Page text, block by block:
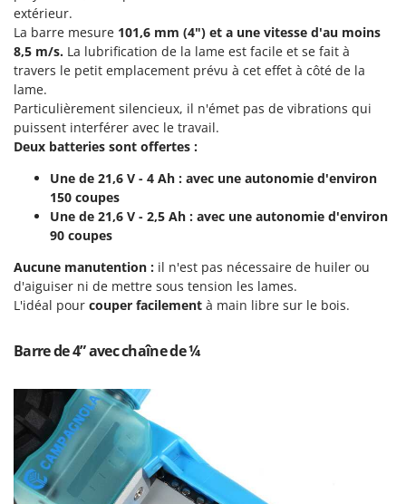
Machines sous vide
Motobineuses
Motoculteurs
Motopompes pour irrigation
Moulins à céréales électriques
Moulins à farine
Nettoyeurs et Balais à vapeur
Nettoyeurs tapis, moquettes et tapisseries
Pelles rétros pour tracteur
Perches Élagueuses
Pétrins à Spirale
Piscines
Planteuses de pommes de terre pour tracteur
Plateaux de coupe pour tracteur
FARMER
FBC
Ferrari Group
Ferroni
Ferrua
FIAC
FIEM
Fimar
FINI
Fiorentini
Fiskars
Flymo
Fontana Forni
Francini
G
G3 Ferrari
Gardena
extérieur.
La barre mesure 101,6 mm (4") et a une vitesse d'au moins
8,5 m/s. La lubrification de la lame est facile et se fait à
travers le petit emplacement prévu à cet effet à côté de la
lame.
Particulièrement silencieux, il n'émet pas de vibrations qui
puissent interférer avec le travail.
Deux batteries sont offertes :
Une de 21,6 V - 4 Ah : avec une autonomie d'environ
150 coupes
Une de 21,6 V - 2,5 Ah : avec une autonomie d'environ
90 coupes
Aucune manutention : il n'est pas nécessaire de huiler ou
d'aiguiser ni de mettre sous tension les lames.
L'idéal pour couper facilement à main libre sur le bois.
Barre de 4” avec chaîne de ¼